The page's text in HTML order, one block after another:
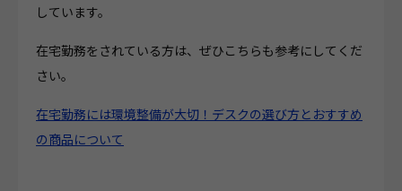
しています。
在宅勤務をされている方は、ぜひこちらも参考にしてくだ
さい。
在宅勤務には環境整備が大切！デスクの選び方とおすすめ
の商品について